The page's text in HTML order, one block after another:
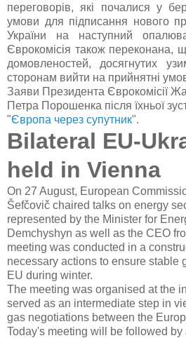
переговорів, які почалися у
умови для підписання нового
України на наступний
Єврокомісія також переконана,
домовленостей, досягнутих
сторонам вийти на прийнятні
Заяви Президента Єврокомісії
Петра Порошенка після їхньої
"Європа через супутник".
Bilateral EU-
held in Vienna
On 27 August, European
Šefčovič chaired talks on energy
represented by the Minister for
Demchyshyn as well as the CEO
meeting was conducted in a
necessary actions to ensure stable
EU during winter.
The meeting was organised at the
served as an intermediate step in
gas negotiations between the
Today's meeting will be followed